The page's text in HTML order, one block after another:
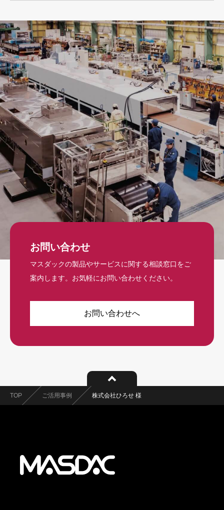
お問い合わせ
マスダックの製品やサービスに関する相談窓口をご
案内します。お気軽にお問い合わせください。
お問い合わせへ
TOP ご活用事例 株式会社ひろせ 様